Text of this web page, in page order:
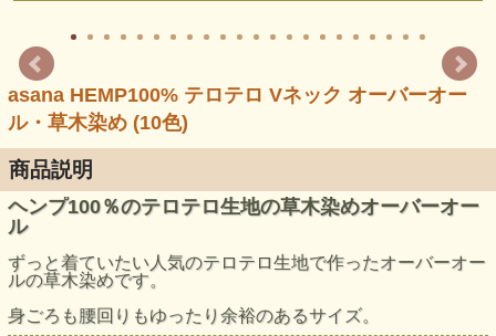
asana HEMP100% テロテロ Vネック オーバーオー
ル・草木染め (10色)
商品説明
ヘンプ100％のテロテロ生地の草木染めオーバーオー
ル
ずっと着ていたい人気のテロテロ生地で作ったオーバーオー
ルの草木染めです。
身ごろも腰回りもゆったり余裕のあるサイズ。